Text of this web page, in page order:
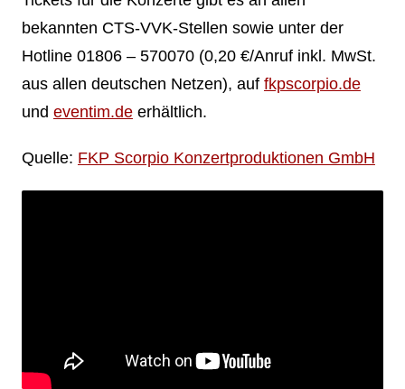
bekannten CTS-VVK-Stellen sowie unter der
Hotline 01806 – 570070 (0,20 €/Anruf inkl. MwSt.
aus allen deutschen Netzen), auf fkpscorpio.de
und eventim.deerhältlich.
Quelle: FKP Scorpio Konzertproduktionen GmbH